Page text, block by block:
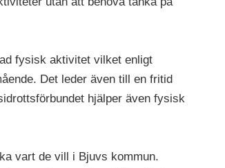
fysisk aktivitet vilket enligt
Det leder även till en fritid
hjälper även fysisk
vart de vill i Bjuvs kommun.